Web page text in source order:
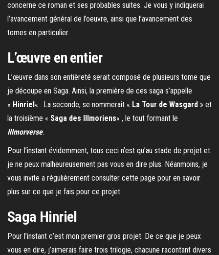
concerne ce roman et ses probables suites. Je vous y indiquerai
l’avancement général de l’oeuvre, ainsi que l’avancement des
tomes en particulier.
L’œuvre en entier
L’œuvre dans son entièreté serait composé de plusieurs tome que
je découpe en Saga. Ainsi, la première de ces saga s’appelle
« Hinriel« . La seconde, se nommerait « La Tour de Wasgard » et
la troisième « Saga des Illmoriens« , le tout formant le
Illmorverse.
Pour l’instant évidemment, tous ceci n’est qu’au stade de projet et
je ne peux malheureusement pas vous en dire plus. Néanmoins, je
vous invite a régulièrement consulter cette page pour en savoir
plus sur ce que je fais pour ce projet.
Saga Hinriel
Pour l’instant c’est mon premier gros projet. De ce que je peux
vous en dire, j’aimerais faire trois trilogie, chacune racontant divers